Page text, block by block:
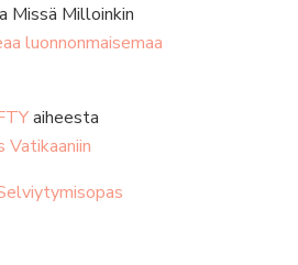
Missä Milloinkin
luonnonmaisemaa
aiheesta
Vatikaaniin